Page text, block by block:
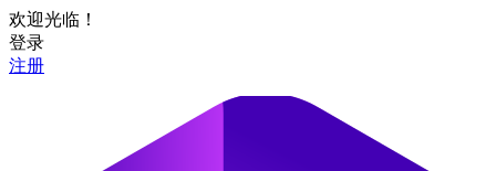
欢迎光临！
登录
注册